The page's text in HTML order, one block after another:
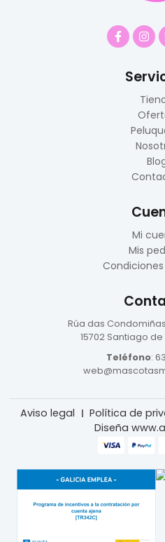
Mi
Mis
Rúa das Condomiñas
15702 Santiago
Teléfono:
Aviso legal Política de
Diseña